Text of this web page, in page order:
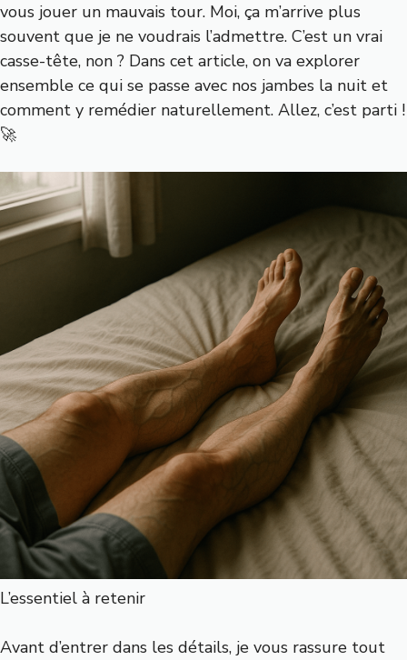
vous jouer un mauvais tour. Moi, ça m’arrive plus
souvent que je ne voudrais l’admettre. C’est un vrai
casse-tête, non ? Dans cet article, on va explorer
ensemble ce qui se passe avec nos jambes la nuit et
comment y remédier naturellement. Allez, c’est parti !
🚀
L’essentiel à retenir
Avant d’entrer dans les détails, je vous rassure tout